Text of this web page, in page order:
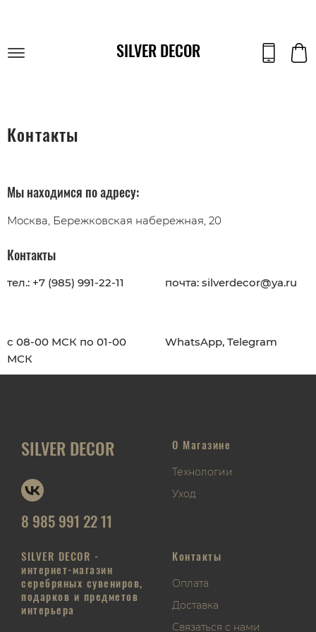
SILVER DECOR
Контакты
Мы находимся по адресу:
Москва, Бережковская набережная, 20
Контакты
тел.: +7 (985) 991-22-11 почта: silverdecor@ya.ru
с 08-00 МСК по 01-00
МСК
WhatsApp, Telegram
SILVER DECOR
8 985 991 22 11
О Магазине
Технологии
Уход
SILVER DECOR -
интернет-магазин
серебряных сувениров,
подарков и предметов
интерьера
Контакты
Оплата
Доставка
Связаться с нами